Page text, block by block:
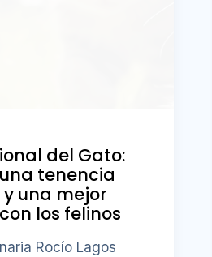
del Gato:
tenencia
una mejor
los felinos
Rocío Lagos